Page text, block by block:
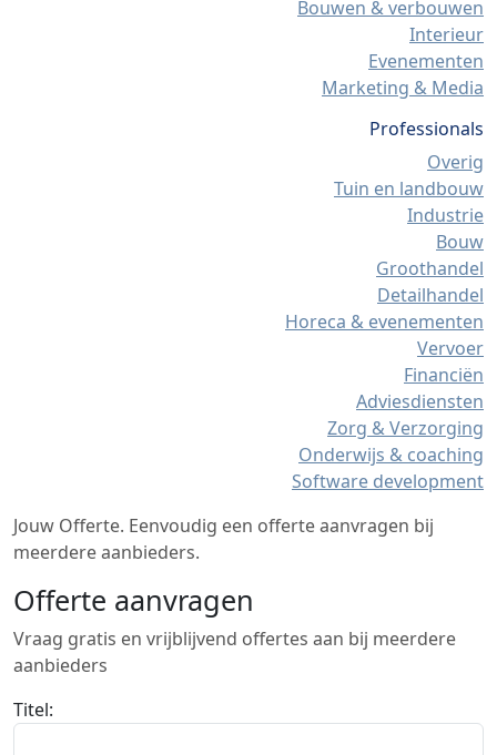
Bouwen & verbouwen
Interieur
Evenementen
Marketing & Media
Professionals
Overig
Tuin en landbouw
Industrie
Bouw
Groothandel
Detailhandel
Horeca & evenementen
Vervoer
Financiën
Adviesdiensten
Zorg & Verzorging
Onderwijs & coaching
Software development
Jouw Offerte. Eenvoudig een offerte aanvragen bij
meerdere aanbieders.
Offerte aanvragen
Vraag gratis en vrijblijvend offertes aan bij meerdere
aanbieders
Titel: